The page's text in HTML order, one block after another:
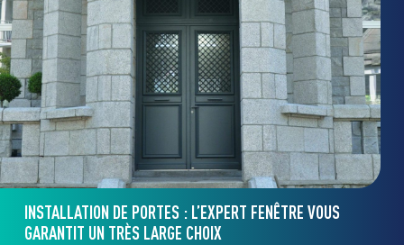
INSTALLATION DE PORTES : L’EXPERT FENÊTRE VOUS
GARANTIT UN TRÈS LARGE CHOIX